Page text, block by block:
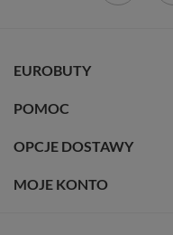
EUROBUTY
POMOC
OPCJE DOSTAWY
MOJE KONTO